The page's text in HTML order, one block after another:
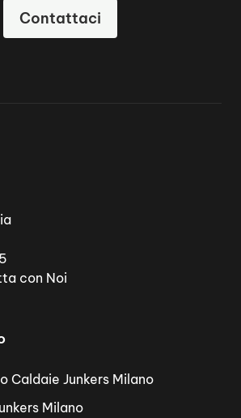
Contattaci
con Noi
Caldaie Junkers Milano
Milano